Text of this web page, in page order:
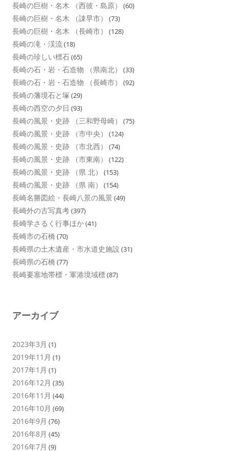
長崎の巨樹・名木 （西彼・島原） (60)
長崎の巨樹・名木 （諌早市） (73)
長崎の巨樹・名木 （長崎市） (128)
長崎の滝・渓流(18)
長崎の珍しい標石(65)
長崎の石・岩・石造物 （県南北） (33)
長崎の石・岩・石造物 （長崎市） (92)
長崎の藩境石と塚 (29)
長崎の西空の夕日 (93)
長崎の風景・史跡 （三和野母崎） (75)
長崎の風景・史跡 （市中央） (124)
長崎の風景・史跡 （市北西） (74)
長崎の風景・史跡 （市東南） (122)
長崎の風景・史跡 （県 北） (153)
長崎の風景・史跡 （県 南） (154)
長崎名勝図絵・長崎八景の風景 (49)
長崎外の古写真考(397)
長崎学さるく行事ほか(41)
長崎市の石橋 (70)
長崎県の土木遺産・市水道史施設 (31)
長崎県の石橋 (77)
長崎要塞地帯標・軍港境域標(87)
アーカイブ
2023年3月 (1)
2019年11月 (1)
2017年1月 (1)
2016年12月 (35)
2016年11月 (44)
2016年10月 (69)
2016年9月 (76)
2016年8月 (45)
2016年7月 (9)